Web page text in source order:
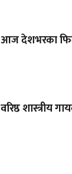
आज देशभरका
वरिष्ठ शास्त्रीय